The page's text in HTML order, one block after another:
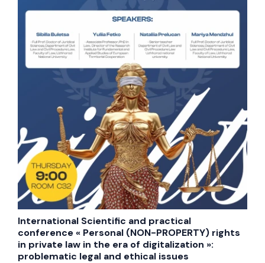
International Scientific and practical
conference « Personal (NON-PROPERTY) rights
in private law in the era of digitalization »:
problematic legal and ethical issues